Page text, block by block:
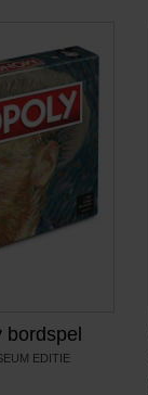
bordspel
EDITIE